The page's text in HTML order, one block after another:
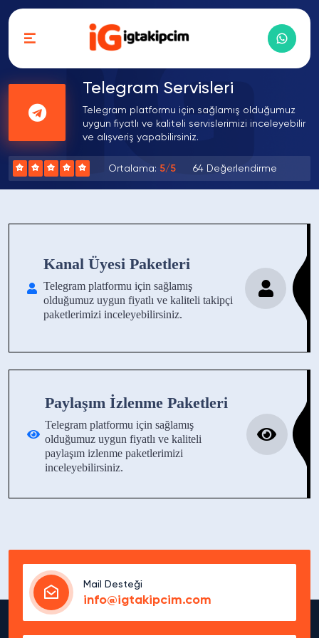
Telegram Servisleri
Telegram platformu için sağlamış olduğumuz
uygun fiyatlı ve kaliteli servislerimizi inceleyebilir
ve alışveriş yapabilirsiniz.
Ortalama: 5/5 64 Değerlendirme
Kanal Üyesi Paketleri
Telegram platformu için sağlamış
olduğumuz uygun fiyatlı ve kaliteli takipçi
paketlerimizi inceleyebilirsiniz.
Paylaşım İzlenme Paketleri
Telegram platformu için sağlamış
olduğumuz uygun fiyatlı ve kaliteli
paylaşım izlenme paketlerimizi
inceleyebilirsiniz.
Mail Desteği
info@igtakipcim.com